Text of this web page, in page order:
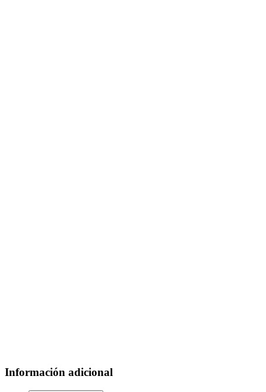
Información adicional